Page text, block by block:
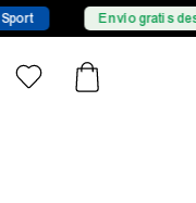
Envío gratis desde